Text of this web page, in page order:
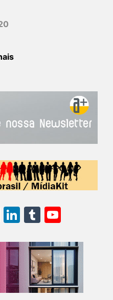
Bluesky
LinkedIn
Tumblr